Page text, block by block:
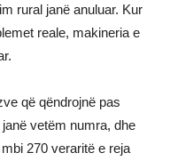
rural janë anuluar. Kur
reale, makineria e
që qëndrojnë pas
vetëm numra, dhe
270 veraritë e reja